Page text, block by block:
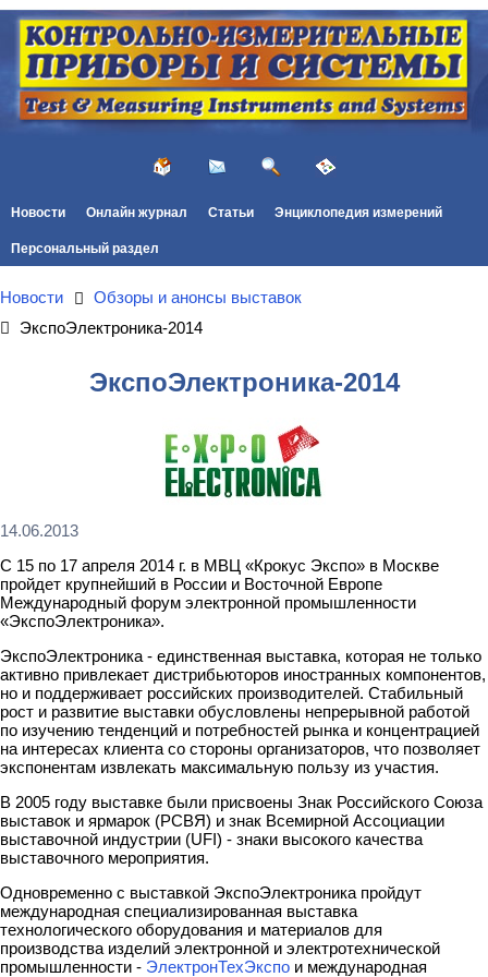
Новости Онлайн журнал Статьи Энциклопедия измерений
Персональный раздел
Новости
Обзоры и анонсы выставок
ЭкспоЭлектроника-2014
ЭкспоЭлектроника-2014
14.06.2013
С 15 по 17 апреля 2014 г. в МВЦ «Крокус Экспо» в Москве
пройдет крупнейший в России и Восточной Европе
Международный форум электронной промышленности
«ЭкспоЭлектроника».
ЭкспоЭлектроника - единственная выставка, которая не только
активно привлекает дистрибьюторов иностранных компонентов,
но и поддерживает российских производителей. Стабильный
рост и развитие выставки обусловлены непрерывной работой
по изучению тенденций и потребностей рынка и концентрацией
на интересах клиента со стороны организаторов, что позволяет
экспонентам извлекать максимальную пользу из участия.
В 2005 году выставке были присвоены Знак Российского Союза
выставок и ярмарок (РСВЯ) и знак Всемирной Ассоциации
выставочной индустрии (UFI) - знаки высокого качества
выставочного мероприятия.
Одновременно с выставкой ЭкспоЭлектроника пройдут
международная специализированная выставка
технологического оборудования и материалов для
производства изделий электронной и электротехнической
промышленности - ЭлектронТехЭкспо и международная